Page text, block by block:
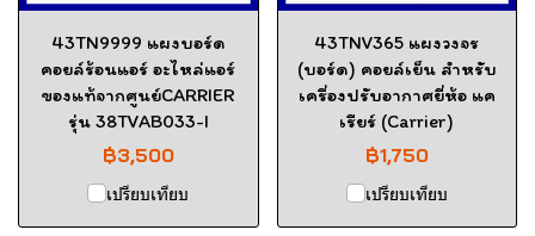
43TN9999 แผงบอร์ด
คอยล์ร้อนแอร์ อะไหล่แอร์
ของแท้จากศูนย์CARRIER
รุ่น 38TVAB033-I
฿3,500
เปรียบเทียบ
43TNV365 แผงวงจร
(บอร์ด) คอยล์เย็น สำหรับ
เครื่องปรับอากาศยี่ห้อ แค
เรียร์ (Carrier)
฿1,750
เปรียบเทียบ